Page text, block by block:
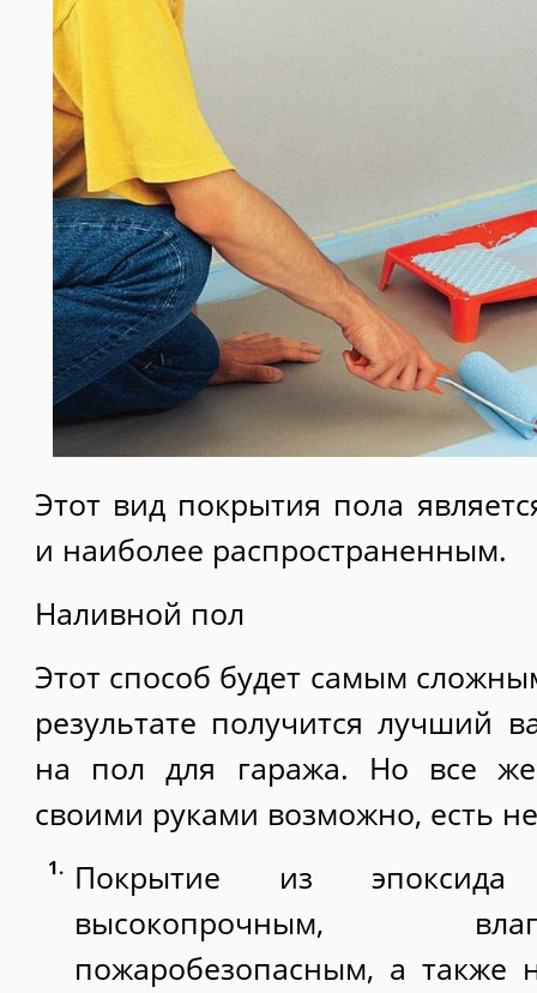
Этот вид покрытия пола
и наиболее распространенным.
Наливной пол
Этот способ будет самым
результате получится лучший
на пол для гаража. Но все
своими руками возможно, есть
Покрытие из
высокопрочным,
пожаробезопасным, а также